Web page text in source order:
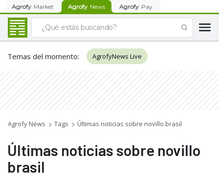
Agrofy Market Agrofy News Agrofy Pay
Temas del momento: AgrofyNews Live
Agrofy News Tags Últimas noticias sobre novillo brasil
Últimas noticias sobre novillo
brasil